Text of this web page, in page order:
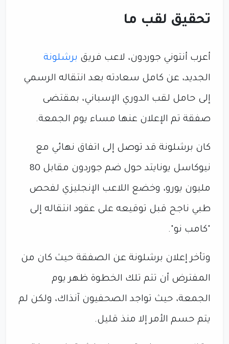
تحقيق لقب ما
أعرب أنتوني جوردون، لاعب فريق برشلونة
الجديد، عن كامل سعادته بعد انتقاله الرسمي
إلى حامل لقب الدوري الإسباني، بمقتضى
صفقة تم الإعلان عنها مساء يوم الجمعة.
كان برشلونة قد توصل إلى اتفاق نهائي مع
نيوكاسل يونايتد حول ضم جوردون مقابل 80
مليون يورو، وخضع اللاعب الإنجليزي لفحص
طبي ناجح قبل توقيعه على عقود انتقاله إلى
"كامب نو".
وتأخر إعلان برشلونة عن الصفقة حيث كان من
المفترض أن تتم تلك الخطوة ظهر يوم
الجمعة، حيث تواجد الصحفيون آنذاك، ولكن لم
يتم حسم الأمر إلا منذ قليل.